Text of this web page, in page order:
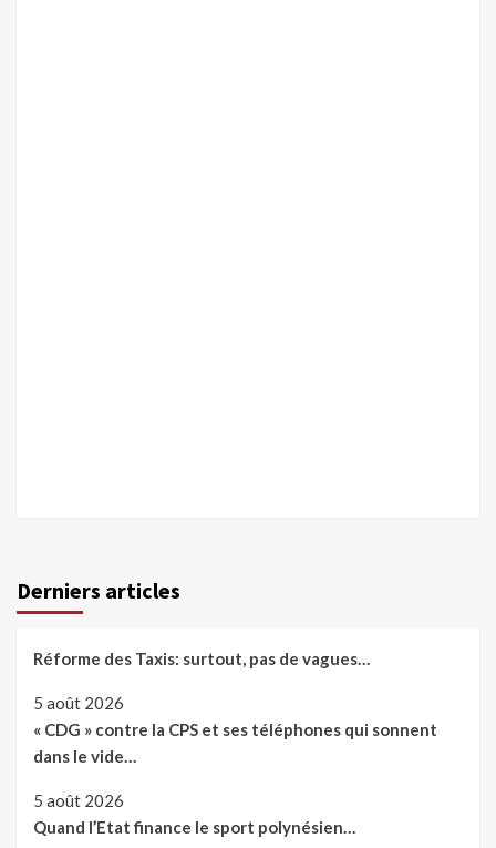
Derniers articles
Réforme des Taxis: surtout, pas de vagues…
5 août 2026
« CDG » contre la CPS et ses téléphones qui sonnent
dans le vide…
5 août 2026
Quand l’Etat finance le sport polynésien…